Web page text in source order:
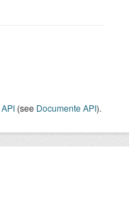
API (see Documente API).